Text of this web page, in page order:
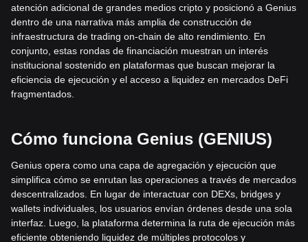
atención adicional de grandes medios cripto y posicionó a Genius
dentro de una narrativa más amplia de construcción de
infraestructura de trading on-chain de alto rendimiento. En
conjunto, estas rondas de financiación muestran un interés
institucional sostenido en plataformas que buscan mejorar la
eficiencia de ejecución y el acceso a liquidez en mercados DeFi
fragmentados.
Cómo funciona Genius (GENIUS)
Genius opera como una capa de agregación y ejecución que
simplifica cómo se enrutan las operaciones a través de mercados
descentralizados. En lugar de interactuar con DEXs, bridges y
wallets individuales, los usuarios envían órdenes desde una sola
interfaz. Luego, la plataforma determina la ruta de ejecución más
eficiente obteniendo liquidez de múltiples protocolos y